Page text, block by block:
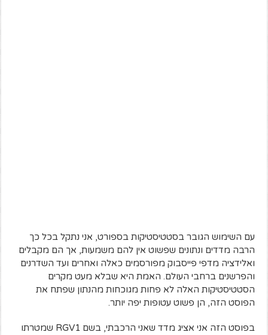
עם השימוש הגובר בסטטיסטיקות בספורט, אני נתקל בכל כך
הרבה מדדים ונתונים שפשוט אין להם משמעות, אך הם מקבלים
ואלידציה מדפי פייסבוק מפורסמים כאלה ואחרים ועד השדרנים
והפרשנים ברחבי העולם. האמת היא שבלא מעט מקרים
הסטטיסטיקות האלה לא פחות מגוכחות מהנתון שפתח את
הפוסט הזה, הן פשוט עטופות יפה יותר.
בפוסט הזה אני אציג מדד שאני הרכבתי, בשם RGV1 שמטרתו